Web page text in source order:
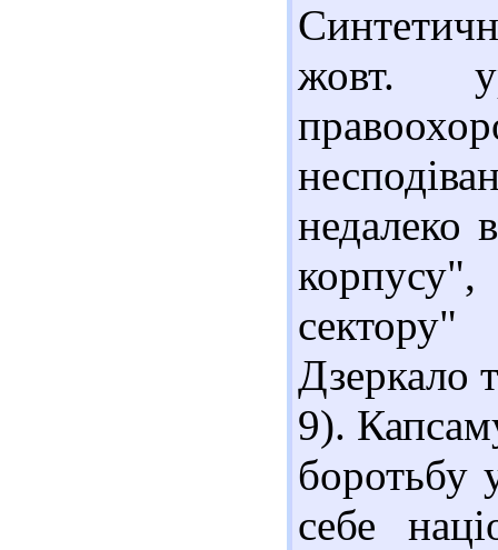
жовт.
недалеко
Дзеркало
9).
боротьбу
себе